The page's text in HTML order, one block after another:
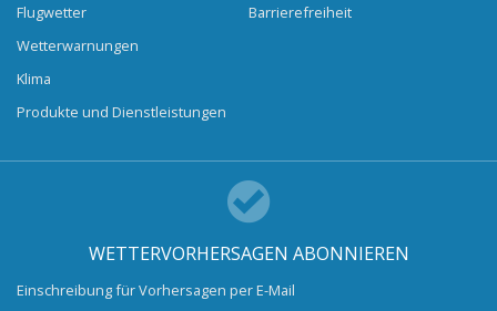
Flugwetter
Wetterwarnungen
Klima
Produkte und Dienstleistungen
Barrierefreiheit
WETTERVORHERSAGEN ABONNIEREN
Einschreibung für Vorhersagen per E-Mail